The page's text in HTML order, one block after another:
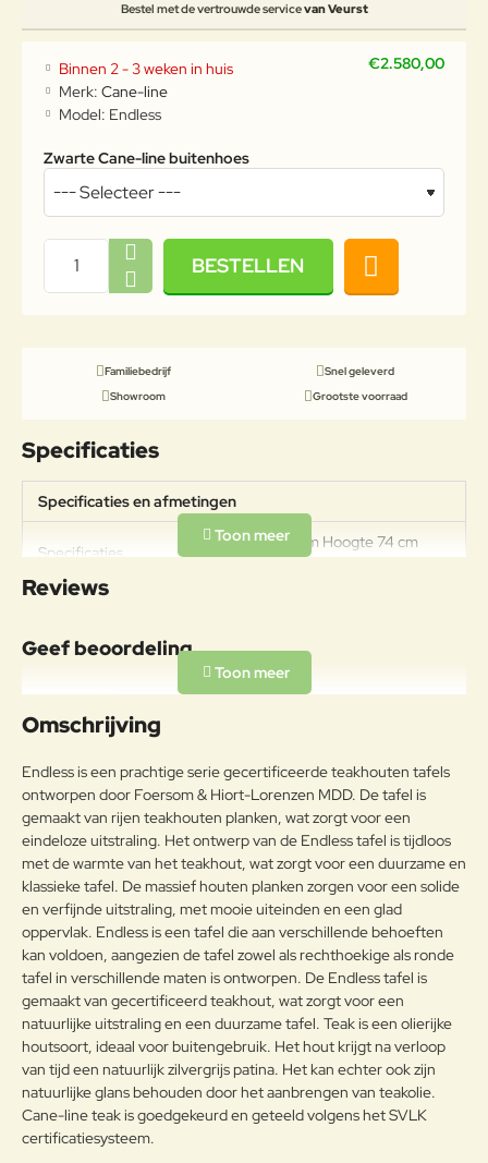
Bestel met de vertrouwde servicevan Veurst
€2.580,00
Binnen 2 - 3 weken in huis
Merk: Cane-line
Model: Endless
Zwarte Cane-line buitenhoes
BESTELLEN
Familiebedrijf
Snel geleverd
Showroom
Grootste voorraad
Specificaties
Specificaties en afmetingen
Specificaties
Breedte 130 cm Hoogte 74 cm
Teak
te behouden en het fijne teakhout
te behouden, raden wij aan om
de mooie en warme goudbruine
kleur van uw teakhouten
meubelen te behouden.
Reviews
Geef beoordeling
Uw naam:
g:
Note:HTML-code wordt niet vertaald!
Waardering:
Waarderin
g:
Slecht Goed
Verder
Omschrijving
Endless is een prachtige serie gecertificeerde teakhouten tafels
ontworpen door Foersom & Hiort-Lorenzen MDD. De tafel is
gemaakt van rijen teakhouten planken, wat zorgt voor een
eindeloze uitstraling. Het ontwerp van de Endless tafel is tijdloos
met de warmte van het teakhout, wat zorgt voor een duurzame en
klassieke tafel. De massief houten planken zorgen voor een solide
en verfijnde uitstraling, met mooie uiteinden en een glad
oppervlak. Endless is een tafel die aan verschillende behoeften
kan voldoen, aangezien de tafel zowel als rechthoekige als ronde
tafel in verschillende maten is ontworpen. De Endless tafel is
gemaakt van gecertificeerd teakhout, wat zorgt voor een
natuurlijke uitstraling en een duurzame tafel. Teak is een olierijke
houtsoort, ideaal voor buitengebruik. Het hout krijgt na verloop
van tijd een natuurlijk zilvergrijs patina. Het kan echter ook zijn
natuurlijke glans behouden door het aanbrengen van teakolie.
Cane-line teak is goedgekeurd en geteeld volgens het SVLK
certificatiesysteem.